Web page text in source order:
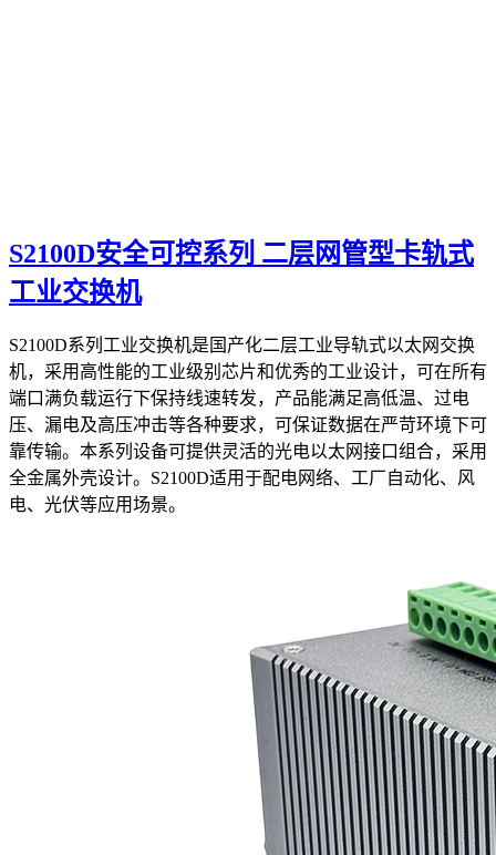
S2100D安全可控系列 二层网管型卡轨式
工业交换机
S2100D系列工业交换机是国产化二层工业导轨式以太网交换
机，采用高性能的工业级别芯片和优秀的工业设计，可在所有
端口满负载运行下保持线速转发，产品能满足高低温、过电
压、漏电及高压冲击等各种要求，可保证数据在严苛环境下可
靠传输。本系列设备可提供灵活的光电以太网接口组合，采用
全金属外壳设计。S2100D适用于配电网络、工厂自动化、风
电、光伏等应用场景。